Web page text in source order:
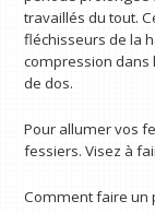
travaillés du tout.
fléchisseurs de la
compression dans
de dos.
Pour allumer vos
fessiers. Visez à
Comment faire un